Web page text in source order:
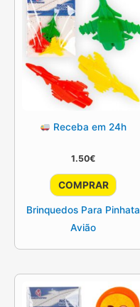
Receba em 24h
1.50€
COMPRAR
Brinquedos Para Pinhata
Avião